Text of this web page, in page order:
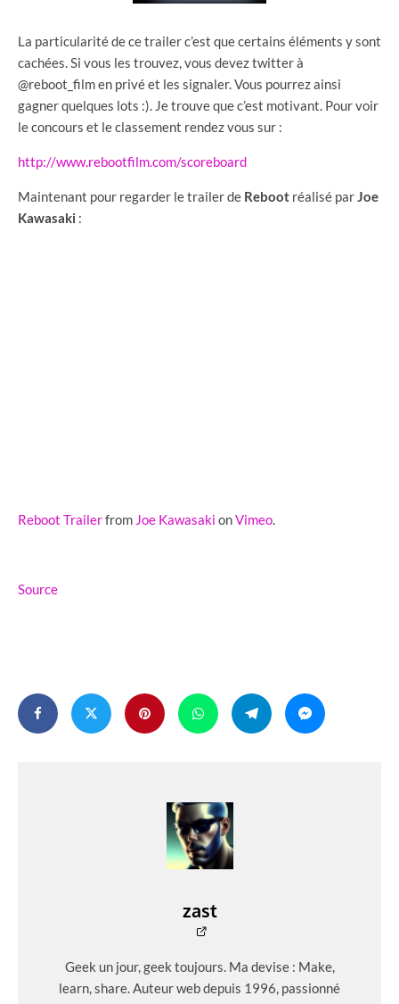
La particularité de ce trailer c’est que certains éléments y sont
cachées. Si vous les trouvez, vous devez twitter à
@reboot_film en privé et les signaler. Vous pourrez ainsi
gagner quelques lots :). Je trouve que c’est motivant. Pour voir
le concours et le classement rendez vous sur :
http://www.rebootfilm.com/scoreboard
Maintenant pour regarder le trailer de Reboot réalisé parJoe
Kawasaki :
Reboot Trailerfrom Joe Kawasaki onVimeo.
Source
zast
Geek un jour, geek toujours. Ma devise : Make,
learn, share. Auteur web depuis 1996, passionné